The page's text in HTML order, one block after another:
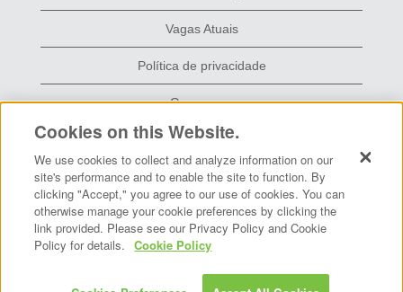
Vagas Atuais
Política de privacidade
Grace.com
A
b
r
e
m
u
A
b
r
e
e
m
a
A
b
r
e
e
m
a
Copyright © 2026 W. R. Grace & Co.-Conn.
Cookies on this Website.
We use cookies to collect and analyze information on our
site's performance and to enable the site to function. By
clicking "Accept," you agree to our use of cookies. You can
otherwise manage your cookie preferences by clicking the
link provided. Please see our Privacy Policy and Cookie
Policy for details.
Cookie Policy